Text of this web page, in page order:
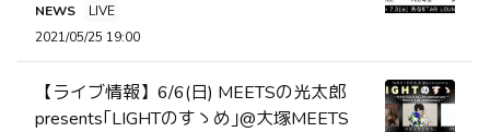
NEWS
LIVE
2021/05/25 19:00
【ライブ情報】6/6(日) MEETSの光太郎
presents｢LIGHTのすゝめ｣@大塚MEETS